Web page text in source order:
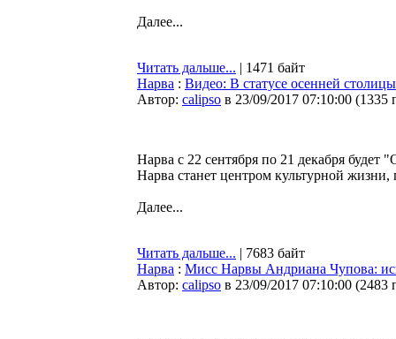
Далее...
Читать дальше... | 1471 байт
Нарва : Видео: В статусе осенней
Автор: calipso в 23/09/2017 07:10:00 (1335
Нарва с 22 сентября по 21 декабря
Нарва станет центром культурной
Далее...
Читать дальше... | 7683 байт
Нарва : Мисс Нарвы Андриана Чупова:
Автор: calipso в 23/09/2017 07:10:00 (2483